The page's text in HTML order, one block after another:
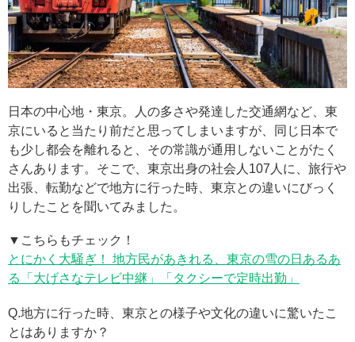
日本の中心地・東京。人の多さや発達した交通網など、東
京にいると当たり前だと思ってしまいますが、同じ日本で
も少し都会を離れると、その常識が通用しないことがたく
さんあります。そこで、東京出身の社会人107人に、旅行や
出張、転勤などで地方に行った時、東京との違いにびっく
りしたことを聞いてみました。
▼こちらもチェック！
とにかく大騒ぎ！ 地方民があきれる、東京の雪の日あるあ
る「大げさなテレビ中継」「タクシーで定時出勤」
Q.地方に行った時、東京との様子や文化の違いに驚いたこ
とはありますか？